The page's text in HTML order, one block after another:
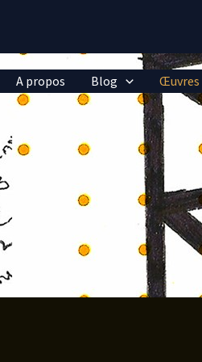
A propos Blog Œuvres